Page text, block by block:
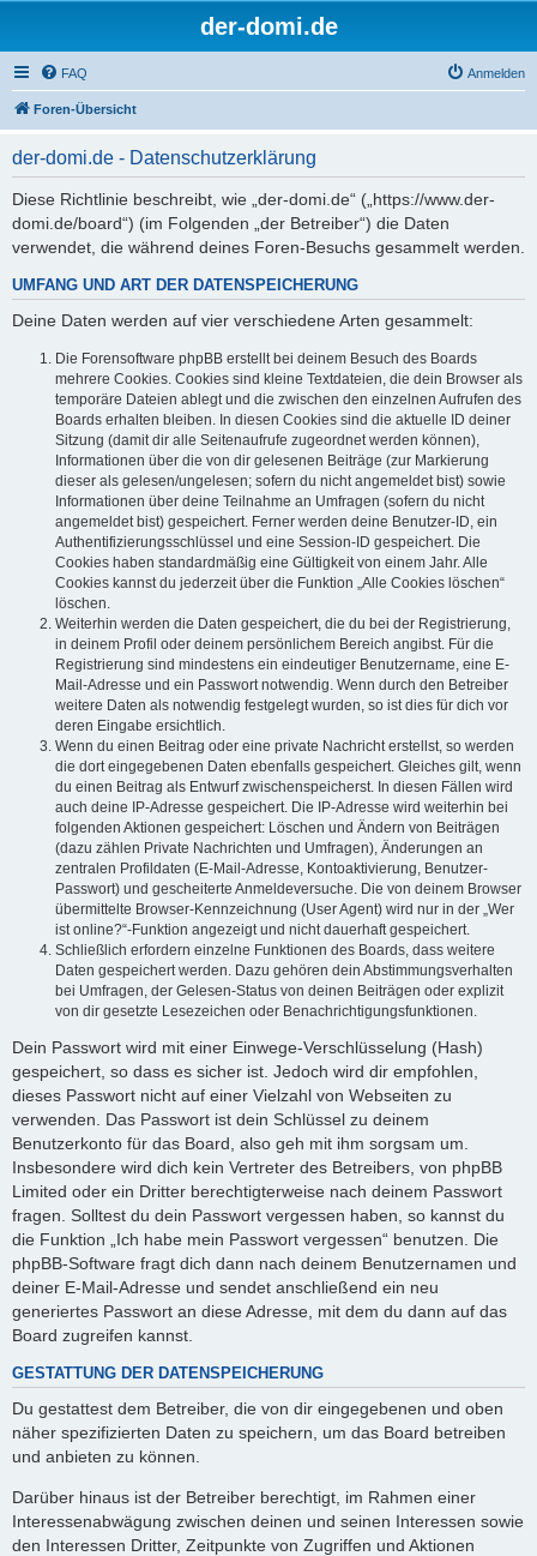
der-domi.de
FAQ Anmelden
Foren-Übersicht
der-domi.de - Datenschutzerklärung
Diese Richtlinie beschreibt, wie „der-domi.de“ („https://www.der-
domi.de/board“) (im Folgenden „der Betreiber“) die Daten
verwendet, die während deines Foren-Besuchs gesammelt werden.
UMFANG UND ART DER DATENSPEICHERUNG
Deine Daten werden auf vier verschiedene Arten gesammelt:
Die Forensoftware phpBB erstellt bei deinem Besuch des Boards
mehrere Cookies. Cookies sind kleine Textdateien, die dein Browser als
temporäre Dateien ablegt und die zwischen den einzelnen Aufrufen des
Boards erhalten bleiben. In diesen Cookies sind die aktuelle ID deiner
Sitzung (damit dir alle Seitenaufrufe zugeordnet werden können),
Informationen über die von dir gelesenen Beiträge (zur Markierung
dieser als gelesen/ungelesen; sofern du nicht angemeldet bist) sowie
Informationen über deine Teilnahme an Umfragen (sofern du nicht
angemeldet bist) gespeichert. Ferner werden deine Benutzer-ID, ein
Authentifizierungsschlüssel und eine Session-ID gespeichert. Die
Cookies haben standardmäßig eine Gültigkeit von einem Jahr. Alle
Cookies kannst du jederzeit über die Funktion „Alle Cookies löschen“
löschen.
Weiterhin werden die Daten gespeichert, die du bei der Registrierung,
in deinem Profil oder deinem persönlichem Bereich angibst. Für die
Registrierung sind mindestens ein eindeutiger Benutzername, eine E-
Mail-Adresse und ein Passwort notwendig. Wenn durch den Betreiber
weitere Daten als notwendig festgelegt wurden, so ist dies für dich vor
deren Eingabe ersichtlich.
Wenn du einen Beitrag oder eine private Nachricht erstellst, so werden
die dort eingegebenen Daten ebenfalls gespeichert. Gleiches gilt, wenn
du einen Beitrag als Entwurf zwischenspeicherst. In diesen Fällen wird
auch deine IP-Adresse gespeichert. Die IP-Adresse wird weiterhin bei
folgenden Aktionen gespeichert: Löschen und Ändern von Beiträgen
(dazu zählen Private Nachrichten und Umfragen), Änderungen an
zentralen Profildaten (E-Mail-Adresse, Kontoaktivierung, Benutzer-
Passwort) und gescheiterte Anmeldeversuche. Die von deinem Browser
übermittelte Browser-Kennzeichnung (User Agent) wird nur in der „Wer
ist online?“-Funktion angezeigt und nicht dauerhaft gespeichert.
Schließlich erfordern einzelne Funktionen des Boards, dass weitere
Daten gespeichert werden. Dazu gehören dein Abstimmungsverhalten
bei Umfragen, der Gelesen-Status von deinen Beiträgen oder explizit
von dir gesetzte Lesezeichen oder Benachrichtigungsfunktionen.
Dein Passwort wird mit einer Einwege-Verschlüsselung (Hash)
gespeichert, so dass es sicher ist. Jedoch wird dir empfohlen,
dieses Passwort nicht auf einer Vielzahl von Webseiten zu
verwenden. Das Passwort ist dein Schlüssel zu deinem
Benutzerkonto für das Board, also geh mit ihm sorgsam um.
Insbesondere wird dich kein Vertreter des Betreibers, von phpBB
Limited oder ein Dritter berechtigterweise nach deinem Passwort
fragen. Solltest du dein Passwort vergessen haben, so kannst du
die Funktion „Ich habe mein Passwort vergessen“ benutzen. Die
phpBB-Software fragt dich dann nach deinem Benutzernamen und
deiner E-Mail-Adresse und sendet anschließend ein neu
generiertes Passwort an diese Adresse, mit dem du dann auf das
Board zugreifen kannst.
GESTATTUNG DER DATENSPEICHERUNG
Du gestattest dem Betreiber, die von dir eingegebenen und oben
näher spezifizierten Daten zu speichern, um das Board betreiben
und anbieten zu können.
Darüber hinaus ist der Betreiber berechtigt, im Rahmen einer
Interessenabwägung zwischen deinen und seinen Interessen sowie
den Interessen Dritter, Zeitpunkte von Zugriffen und Aktionen